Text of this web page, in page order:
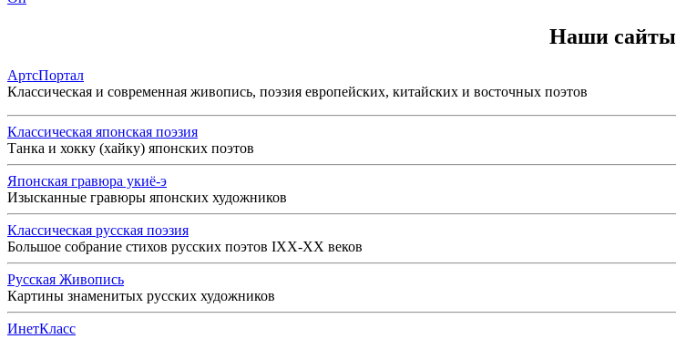
Наши сайты
АртсПортал
Классическая и современная живопись, поэзия европейских, китайских и восточных поэтов
Классическая японская поэзия
Танка и хокку (хайку) японских поэтов
Японская гравюра укиё-э
Изысканные гравюры японских художников
Классическая русская поэзия
Большое собрание стихов русских поэтов IXX-XX веков
Русская Живопись
Картины знаменитых русских художников
ИнетКласс